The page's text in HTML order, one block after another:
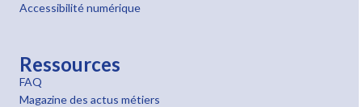
Accessibilité numérique
Ressources
FAQ
Magazine des actus métiers